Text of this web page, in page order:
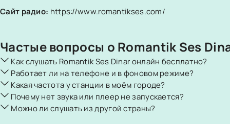
Сайт радио: https://www.romantikses.com/
Частые вопросы о Romantik Ses
Как слушать Romantik Ses Dinar онлайн бесплатно?
Работает ли на телефоне и в фоновом режиме?
Какая частота у станции в моём городе?
Почему нет звука или плеер не запускается?
Можно ли слушать из другой страны?